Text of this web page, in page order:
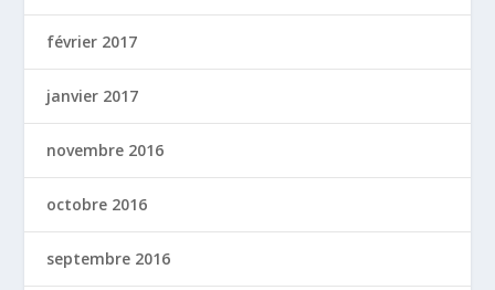
février 2017
janvier 2017
novembre 2016
octobre 2016
septembre 2016